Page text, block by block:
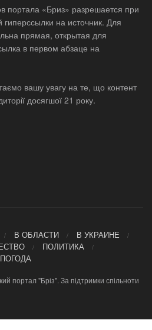
портала «Бриз» разрешается при
гиперссылки на источник. Для
прямая, открытая для
в первом абзаце на
вашу увагу на те, що контент
досягшої 21 року.
В ОБЛАСТИ
В УКРАИНЕ
ПОЛИТИКА
ПОГОДА
портал "Бріз". За підтримки спільноти